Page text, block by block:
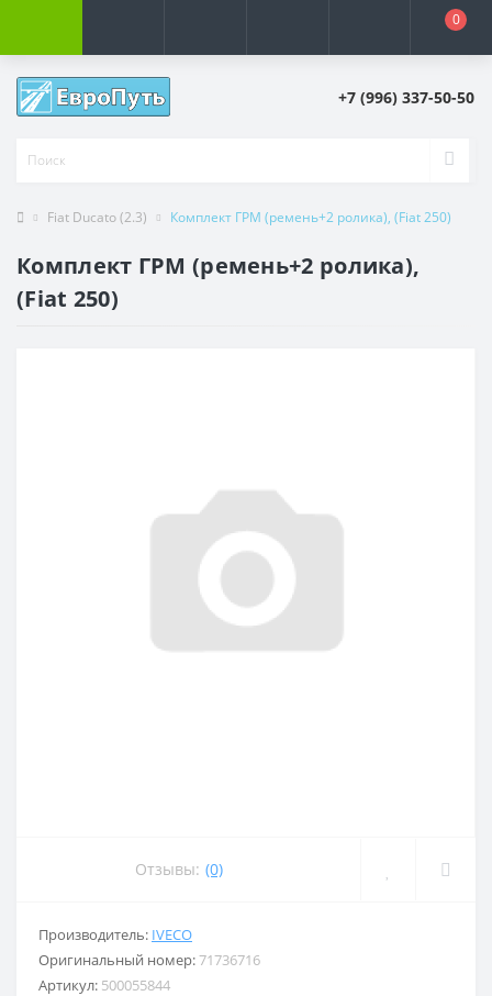
0
+7 (996) 337-50-50
Fiat Ducato (2.3) Комплект ГРМ (ремень+2 ролика), (Fiat 250)
Комплект ГРМ (ремень+2 ролика),
(Fiat 250)
Отзывы: (0)
Производитель: IVECO
Оригинальный номер:71736716
Артикул: 500055844